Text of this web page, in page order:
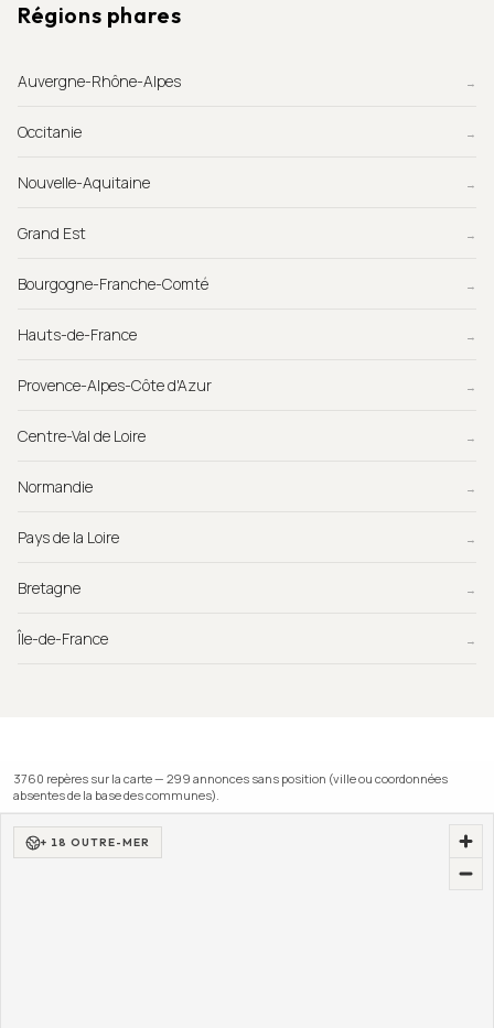
Régions phares
Auvergne-Rhône-Alpes →
Occitanie →
Nouvelle-Aquitaine →
Grand Est →
Bourgogne-Franche-Comté →
Hauts-de-France →
Provence-Alpes-Côte d'Azur →
Centre-Val de Loire →
Normandie →
Pays de la Loire →
Bretagne →
Île-de-France →
3760 repères sur la carte — 299 annonces sans position (ville ou coordonnées
absentes de la base des communes).
+ 18 OUTRE-MER